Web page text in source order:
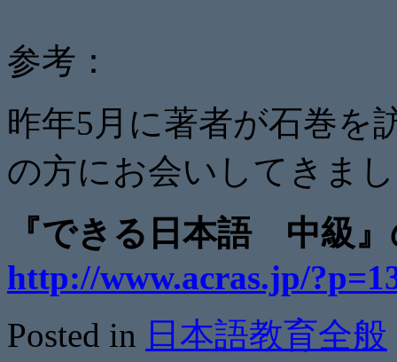
参考：
昨年5月に著者が石巻を
の方にお会いしてきま
『できる日本語 中級
http://www.acras.jp/
Posted in 日本語教育全般